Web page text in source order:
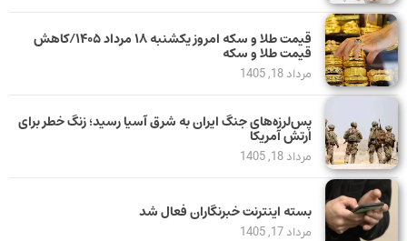
قیمت طلا و سکه امروز یکشنبه ۱۸ مرداد ۱۴۰۵/کاهش
قیمت طلا و سکه
مرداد 18, 1405
پس‌لرزه‌های جنگ ایران به شرق آسیا رسید؛ زنگ خطر برای
ارتش آمریکا
مرداد 18, 1405
بسته اینترنت خبرنگاران فعال شد
مرداد 17, 1405